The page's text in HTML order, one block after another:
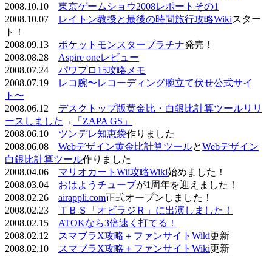
2008.10.10 東京ゲームショウ2008レポートその1
2008.10.07
レイトン教授と最後の時間旅行攻略Wikiスター
ト！
2008.09.13 ポケットモンスタープラチナ発売！
2008.08.28 Aspire oneレビュー
2008.07.24 パワプロ15攻略メモ
2008.07.19
レコ腕〜レコーディング腕立て伏せ公式サイ
ト〜
2008.06.12 デスクトップ版黄金比・白銀比計算ツールリリ
ースしました →
「ZAPA GS」
2008.06.10 ツンデレ知恵袋作りました
2008.06.08 Webデザイン黄金比計算ツールとWebデザイン
白銀比計算ツール作りました
2008.04.06 マリオカートWii攻略Wiki始めました！
2008.03.04 おはようチューブが1周年を迎えました！
2008.02.26 airappli.com正式オープンしました！
2008.02.23
ＴＢＳ「オビラジＲ」に出演しました！
2008.02.15 ATOKなら3倍速く打てる！
2008.02.12
スマブラX攻略＋ファンサイトWiki更新
2008.02.10
スマブラX攻略＋ファンサイトWiki更新